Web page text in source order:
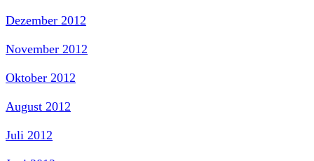
Dezember 2012
November 2012
Oktober 2012
August 2012
Juli 2012